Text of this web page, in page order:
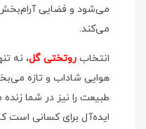
می‌شود و فضایی آرام‌بخش
می‌کند.
انتخاب روتختی گل، نه
هوایی شاداب و تازه
طبیعت را نیز در شما
ایده‌آل برای کسانی است